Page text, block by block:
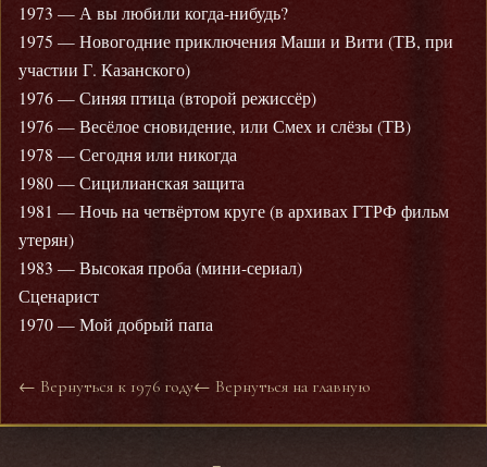
1973 — А вы любили когда-нибудь?
1975 — Новогодние приключения Маши и Вити (ТВ, при
участии Г. Казанского)
1976 — Синяя птица (второй режиссёр)
1976 — Весёлое сновидение, или Смех и слёзы (ТВ)
1978 — Сегодня или никогда
1980 — Сицилианская защита
1981 — Ночь на четвёртом круге (в архивах ГТРФ фильм
утерян)
1983 — Высокая проба (мини-сериал)
Сценарист
1970 — Мой добрый папа
← Вернуться к 1976 году← Вернуться на главную